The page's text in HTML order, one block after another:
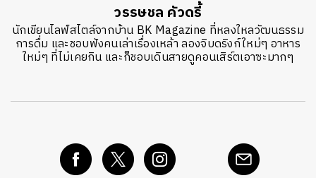
วรรษชล คัวดรี้
นักเขียนไลฟ์สไตล์จากบ้าน BK Magazine ที่หลงใหลวัฒนธรรม
การดื่ม และชอบฟังคนเล่าเรื่องเหล้า ลองจิบดริงก์ใหม่ๆ อาหาร
ใหม่ๆ ที่ไม่เคยกิน และก็ชอบเดินสายดูคอนเสิร์ตเอาซะมากๆ